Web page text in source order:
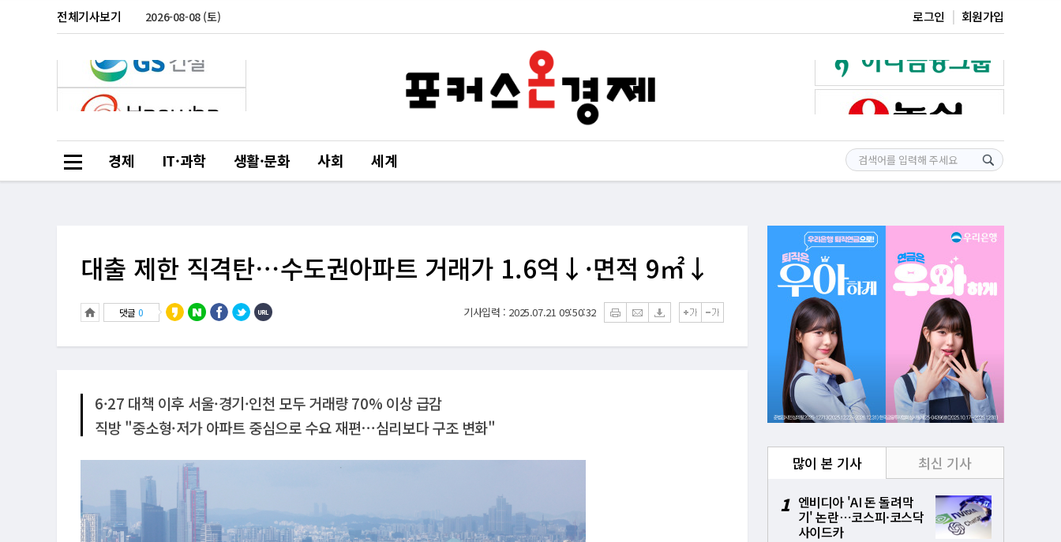
전체기사보기 2026-08-08 (토) 로그인 회원가입
경제 IT·과학 생활·문화 사회 세계
대출 제한 직격탄⋯수도권아파트 거래가 1.6억↓·면적 9㎡↓
댓글 0 기사입력 : 2025.07.21 09:50:32
6·27 대책 이후 서울·경기·인천 모두 거래량 70% 이상 급감
직방 "중소형·저가 아파트 중심으로 수요 재편⋯심리보다 구조 변화"
많이 본 기사 최신 기사
1 엔비디아 'AI 돈 돌려막
기' 논란⋯코스피·코스닥
사이드카